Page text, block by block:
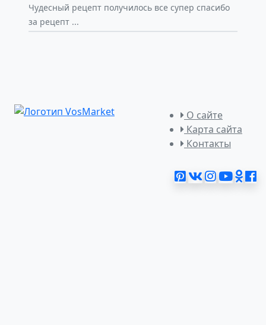
Чудесный рецепт получилось все супер спасибо
за рецепт ...
О сайте
Карта сайта
Контакты